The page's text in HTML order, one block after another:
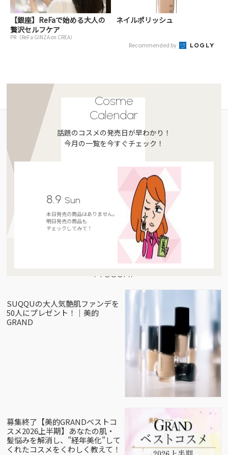
【銀座】ReFaで始める大人の
贅沢セルフケア
PR（ReFa GINZA on CREA）
ネイルポリッシュ
Recommended by
Cosme
Calendar
話題のコスメの発売日が早わかり！
今月の一覧を今すぐチェック！
8.9 Sun
本日発売の商品はありません。
明日発売の商品も
チェックしてみて！
Present
SUQQUの大人気艶肌ファンデを
50人にプレゼント！｜美的
GRAND
募集終了【美的GRANDベストコ
スメ2026上半期】あなたの肌・
髪悩みを解消し、”経年美化”して
くれたコスメをくわしく教えて！